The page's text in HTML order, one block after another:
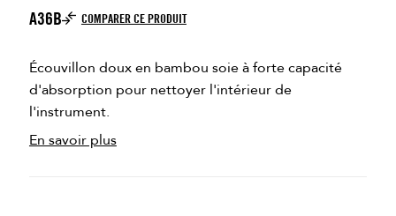
A36B COMPARER CE PRODUIT
Écouvillon doux en bambou soie à forte capacité
d'absorption pour nettoyer l'intérieur de
l'instrument.
En savoir plus